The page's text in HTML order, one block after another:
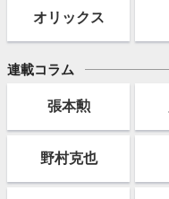
オリックス
連載コラム
張本勲
野村克也